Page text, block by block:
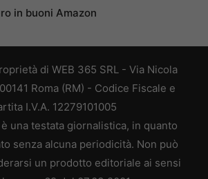
in buoni Amazon
di WEB 365 SRL - Via Nicola
Roma (RM) - Codice Fiscale e
I.V.A. 12279101005
una testata giornalistica, in quanto
senza alcuna periodicità. Non può
un prodotto editoriale ai sensi